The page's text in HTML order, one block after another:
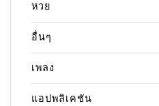
หวย
อื่นๆ
เพลง
แอปพลิเคชัน